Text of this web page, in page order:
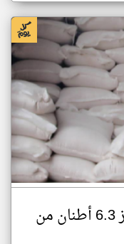
منوبة - الجديدة: حجز 6.3 أطنان من